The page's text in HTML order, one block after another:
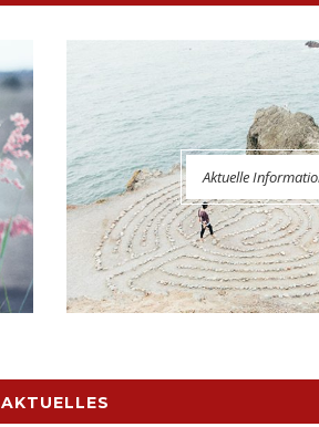
Aktuelle
AKTUELLES